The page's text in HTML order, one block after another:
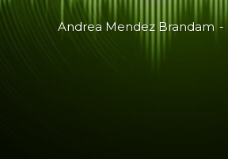
Andrea Mendez Brandam -